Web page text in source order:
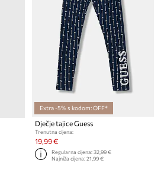
Extra -5% s kodom: OFF*
Dječje tajice Guess
Trenutna cijena:
19,99 €
Regularna cijena:32,99 €
Najniža cijena:21,99 €